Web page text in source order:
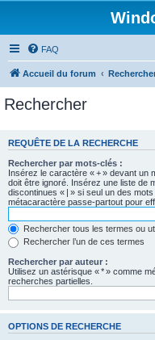
FAQ
Accueil du forum
Rechercher
REQUÊTE DE LA RECHERCHE
Rechercher par mots-clés :
Insérez le caractère « + » devant un
doit être ignoré. Insérez une liste de
discontinues « | » si seul un des
métacaractère passe-partout pour
Rechercher tous les termes ou
Rechercher l’un de ces termes
Rechercher par auteur :
Utilisez un astérisque « * » comme
recherches partielles.
OPTIONS DE RECHERCHE